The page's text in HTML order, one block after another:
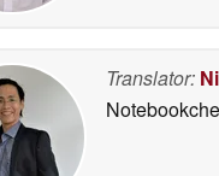
Translator: